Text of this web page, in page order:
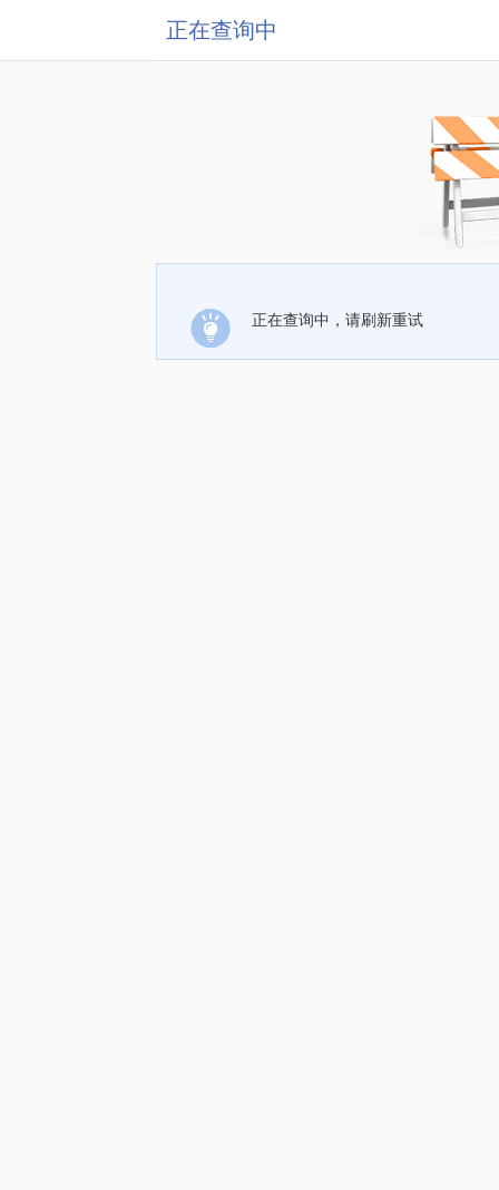
正在查询中
正在查询中，请刷新重试